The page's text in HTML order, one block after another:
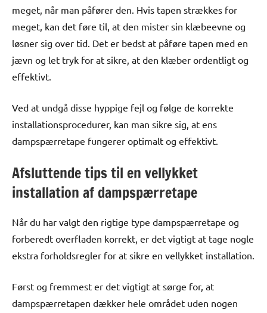
meget, når man påfører den. Hvis tapen strækkes for
meget, kan det føre til, at den mister sin klæbeevne og
løsner sig over tid. Det er bedst at påføre tapen med en
jævn og let tryk for at sikre, at den klæber ordentligt og
effektivt.
Ved at undgå disse hyppige fejl og følge de korrekte
installationsprocedurer, kan man sikre sig, at ens
dampspærretape fungerer optimalt og effektivt.
Afsluttende tips til en vellykket
installation af dampspærretape
Når du har valgt den rigtige type dampspærretape og
forberedt overfladen korrekt, er det vigtigt at tage nogle
ekstra forholdsregler for at sikre en vellykket installation.
Først og fremmest er det vigtigt at sørge for, at
dampspærretapen dækker hele området uden nogen